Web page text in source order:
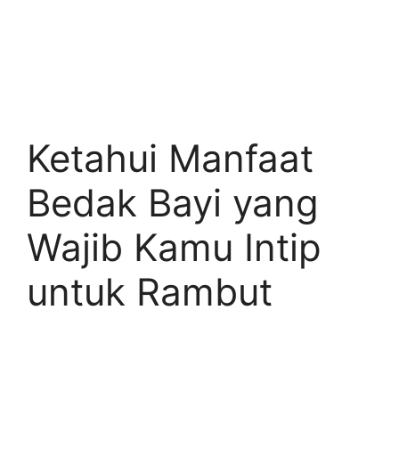
Ketahui Manfaat
Bedak Bayi yang
Wajib Kamu Intip
untuk Rambut